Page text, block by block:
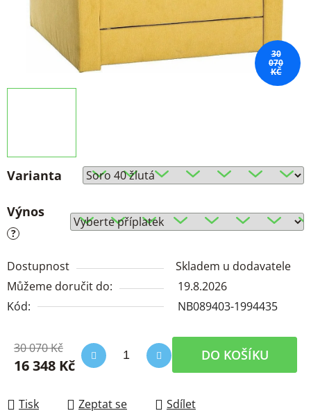
Varianta
Výnos
?
Dostupnost
Skladem u dodavatele
Můžeme doručit do:
19.8.2026
Kód:
NB089403-1994435
30 070 Kč
16 348 Kč
DO KOŠÍKU
Tisk Zeptat se Sdílet
30
070
KČ